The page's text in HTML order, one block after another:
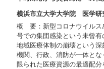
横浜市立大学大学院 医学
概 要：新型コロナウイルス
号での集団感染という未曾
地域医療体制の崩壊という
機関、行政、消防が一体と
限られた医療資源の最適配